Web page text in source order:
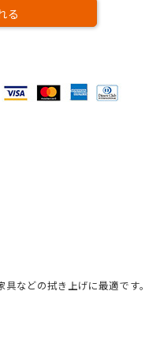
る
などの拭き上げに最適です。